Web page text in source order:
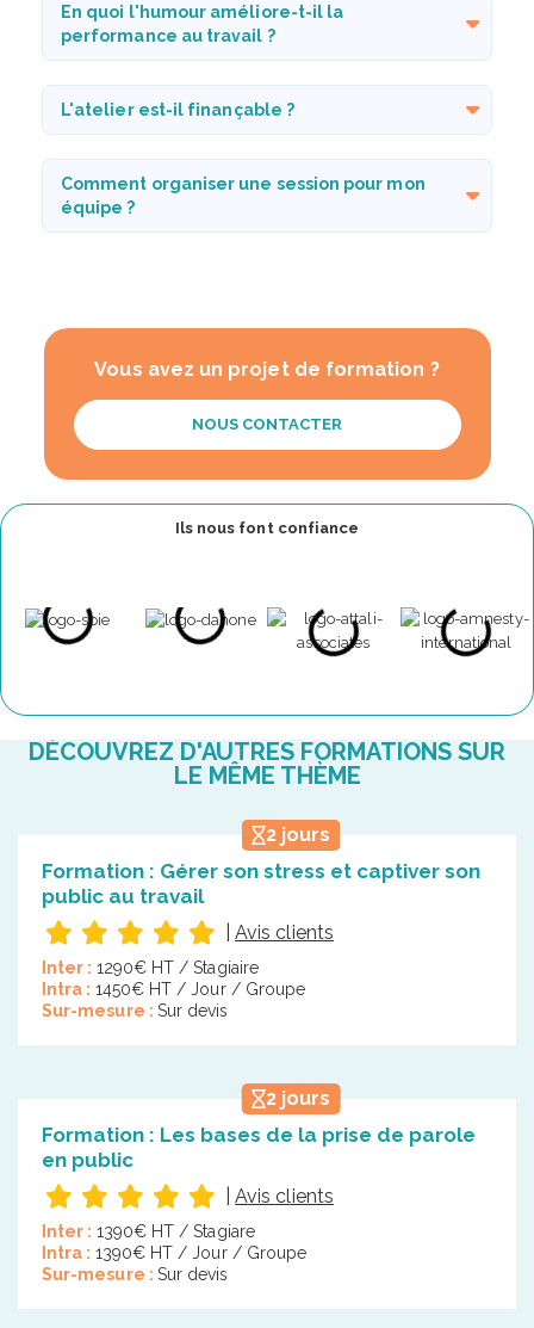
En quoi l'humour améliore-t-il la
performance au travail ?
L'atelier est-il finançable ?
Comment organiser une session pour mon
équipe ?
Vous avez un projet de formation ?
NOUS CONTACTER
Ils nous font confiance
DÉCOUVREZ D'AUTRES FORMATIONS SUR
LE MÊME THÈME
2 jours
Formation : Gérer son stress et captiver son
public au travail
Avis clients
Inter : 1290€ HT / Stagiaire
Intra : 1450€ HT / Jour / Groupe
Sur-mesure : Sur devis
2 jours
Formation : Les bases de la prise de parole
en public
Avis clients
Inter : 1390€ HT / Stagiare
Intra : 1390€ HT / Jour / Groupe
Sur-mesure : Sur devis